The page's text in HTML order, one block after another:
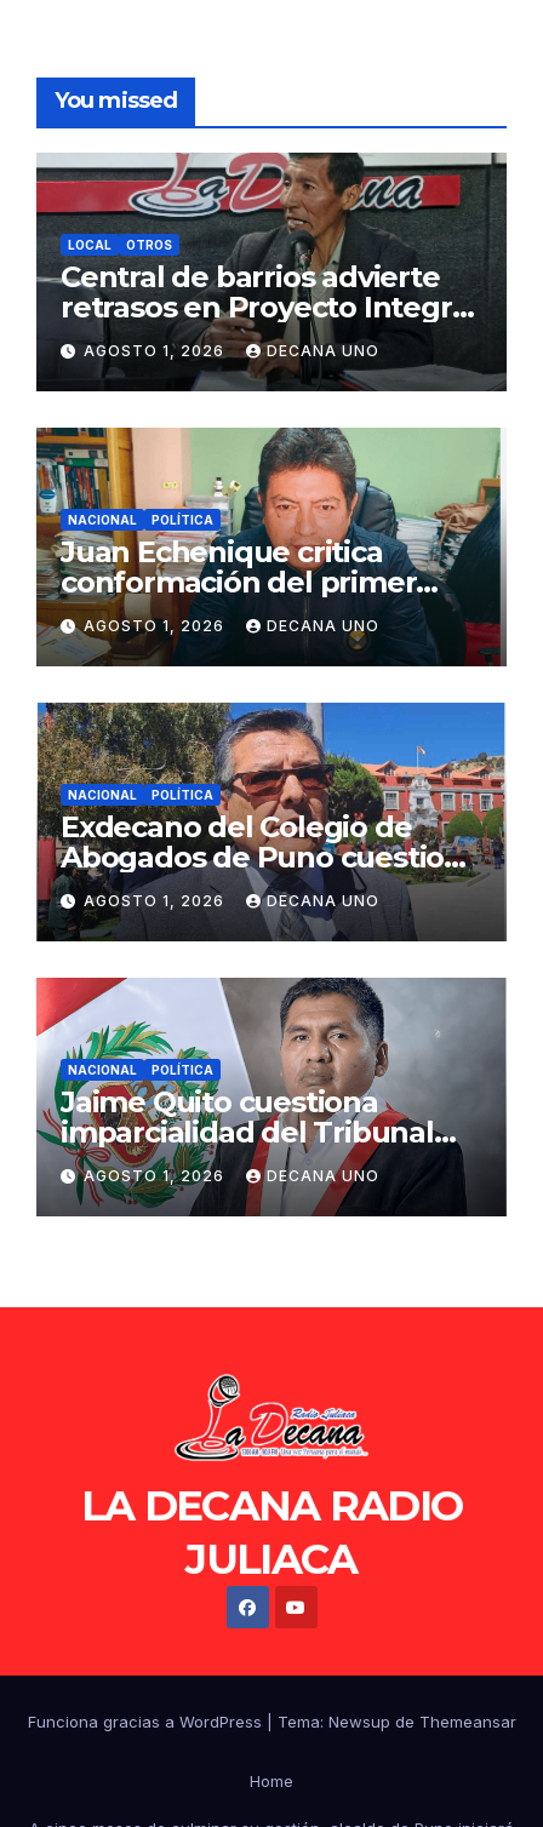
You missed
LOCAL OTROS
Central de barrios advierte
retrasos en Proyecto Integral
de Agua y Alcantarillado para
Juliaca
AGOSTO 1, 2026 DECANA UNO
NACIONAL POLÍTICA
Juan Echenique critica
conformación del primer
gabinete ministerial de Keiko
Fujimori
AGOSTO 1, 2026 DECANA UNO
NACIONAL POLÍTICA
Exdecano del Colegio de
Abogados de Puno cuestiona
propuestas sobre seguridad
ciudadana
AGOSTO 1, 2026 DECANA UNO
NACIONAL POLÍTICA
Jaime Quito cuestiona
imparcialidad del Tribunal
Constitucional tras liberación
de Ollanta Humala
AGOSTO 1, 2026 DECANA UNO
LA DECANA RADIO
JULIACA
Funciona gracias a WordPress Tema: Newsup de Themeansar
Home